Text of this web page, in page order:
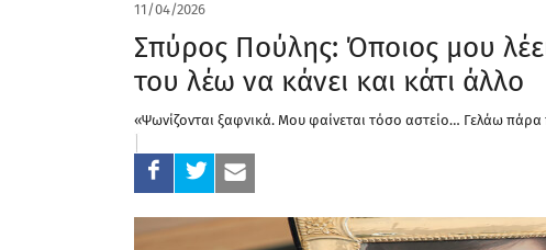
11/04/2026
Σπύρος Πούλης: Όποιος μου
του λέω να κάνει και κάτι άλλο
«Ψωνίζονται ξαφνικά. Μου φαίνεται τόσο αστείο… Γελάω πάρα